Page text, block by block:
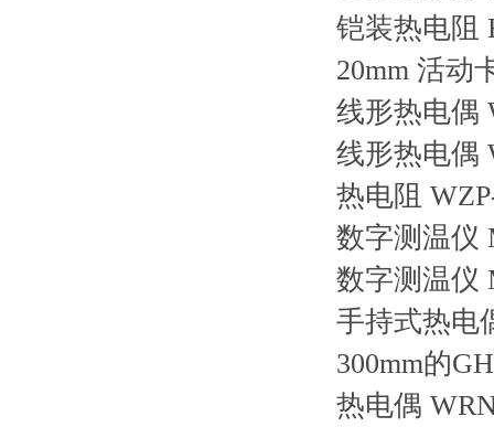
铠装热电阻
20mm 活动
线形热电偶
线形热电偶
热电阻
数字测温仪
数字测温仪
手持式热电
300mm的
热电偶